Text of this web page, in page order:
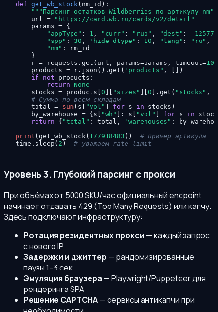
def get_wb_stock( nm_id ):
"""Парсинг остатков Wildberries по артикулу
    url =
"https://card.wb.ru/cards/v2/detail"
    params = {
"appType" : 1 , "curr" : "rub" , "dest" : -
"spp" : 30 , "hide_dtype" : 10 , "lang" : "ru" ,
"nm" : nm_id
    }
    r = requests.get(url, params=params, timeout=
10
    products = r.json().get(
"products" , [])
if
not products:
return None
    stocks = products[
0 "sizes" 0 ].get( "stocks" ,
# Сумма по всем складам
    total =
sum(s[ "vol" for s in stocks)
    by_warehouse = {s[
"wh" ]: s[ "vol" for s in
return { "total" : total, "warehouses" :
print (get_wb_stock( 177918483 )) # пример артикула
time.sleep( 2 ) # уважаем rate-limit
Уровень 3. Глубокий парсинг с прокси
При объёмах от 5000 SKU/час официальный endpoint
начинает отдавать 429 (Too Many Requests) или капчу.
Здесь подключают инфраструктуру:
Ротация резидентных прокси — каждый запрос
с нового IP
Задержки и джиттер — рандомизированные
паузы 1–3 сек
Эмуляция браузера — Playwright/Puppeteer для
рендеринга SPA
Решение CAPTCHA— сервисы антикапчи при